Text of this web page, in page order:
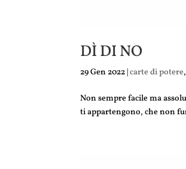
DÌ DI NO
29 Gen 2022 |carte di potere
Non sempre facile ma
ti appartengono, che non